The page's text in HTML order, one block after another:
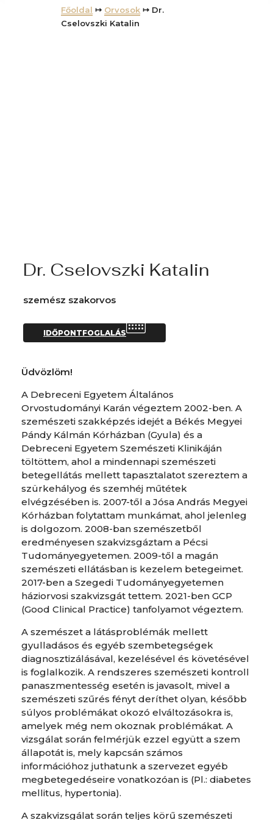
Főoldal ↦ Orvosok ↦ Dr.
Cselovszki Katalin
Dr. Cselovszki Katalin
szemész szakorvos
IDŐPONTFOGLALÁS
Üdvözlöm!
A Debreceni Egyetem Általános
Orvostudományi Karán végeztem 2002-ben. A
szemészeti szakképzés idejét a Békés Megyei
Pándy Kálmán Kórházban (Gyula) és a
Debreceni Egyetem Szemészeti Klinikáján
töltöttem, ahol a mindennapi szemészeti
betegellátás mellett tapasztalatot szereztem a
szürkehályog és szemhéj műtétek
elvégzésében is. 2007-től a Jósa András Megyei
Kórházban folytattam munkámat, ahol jelenleg
is dolgozom. 2008-ban szemészetből
eredményesen szakvizsgáztam a Pécsi
Tudományegyetemen. 2009-től a magán
szemészeti ellátásban is kezelem betegeimet.
2017-ben a Szegedi Tudományegyetemen
háziorvosi szakvizsgát tettem. 2021-ben GCP
(Good Clinical Practice) tanfolyamot végeztem.
A szemészet a látásproblémák mellett
gyulladásos és egyéb szembetegségek
diagnosztizálásával, kezelésével és követésével
is foglalkozik. A rendszeres szemészeti kontroll
panaszmentesség esetén is javasolt, mivel a
szemészeti szűrés fényt deríthet olyan, később
súlyos problémákat okozó elváltozásokra is,
amelyek még nem okoznak problémákat. A
vizsgálat során felmérjük ezzel együtt a szem
állapotát is, mely kapcsán számos
információhoz juthatunk a szervezet egyéb
megbetegedéseire vonatkozóan is (Pl.: diabetes
mellitus, hypertonia).
A szakvizsgálat során teljes körű szemészeti